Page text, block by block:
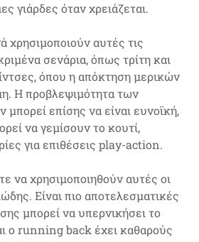
γιάρδες όταν χρειάζεται.
χρησιμοποιούν αυτές τις
σενάρια, όπως τρίτη και
όπου η απόκτηση μερικών
Η προβλεψιμότητα των
επίσης να είναι ευνοϊκή,
να γεμίσουν το κουτί,
για επιθέσεις play-action.
να χρησιμοποιηθούν αυτές οι
Είναι πιο αποτελεσματικές
μπορεί να υπερνικήσει το
ο running back έχει καθαρούς